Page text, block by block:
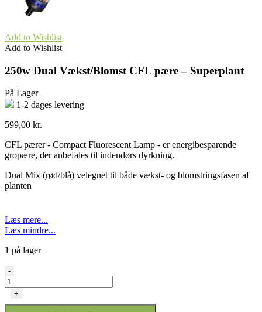
Add to Wishlist
Add to Wishlist
250w Dual Vækst/Blomst CFL pære – Superplant
På Lager
1-2 dages levering
599,00 kr.
CFL pærer - Compact Fluorescent Lamp - er energibesparende
gropære, der anbefales til indendørs dyrkning.
Dual Mix (rød/blå) velegnet til både vækst- og blomstringsfasen af
planten
Læs mere...
Læs mindre...
1 på lager
250w
Dual
Vækst/Blomst
-
+